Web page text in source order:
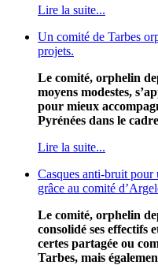
Lire la suite...
Un comité de Tarbes
projets.
Le comité, orphelin
moyens modestes,
pour mieux
Pyrénées dans le
Lire la suite...
Casques anti-bruit pour
grâce au comité
Le comité, orphelin
consolidé ses effectifs
certes partagée ou
Tarbes, mais